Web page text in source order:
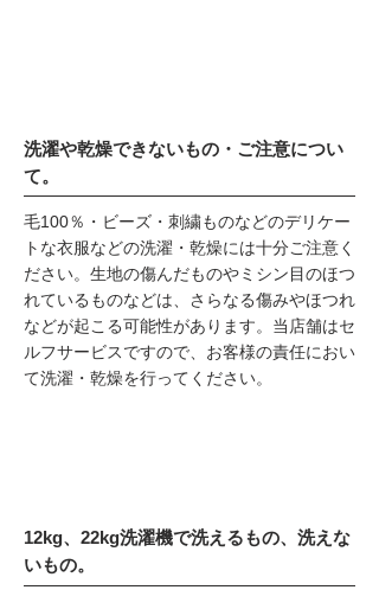
洗濯や乾燥できないもの・ご注意につい
て。
毛100％・ビーズ・刺繍ものなどのデリケー
トな衣服などの洗濯・乾燥には十分ご注意く
ださい。生地の傷んだものやミシン目のほつ
れているものなどは、さらなる傷みやほつれ
などが起こる可能性があります。当店舗はセ
ルフサービスですので、お客様の責任におい
て洗濯・乾燥を行ってください。
12kg、22kg洗濯機で洗えるもの、洗えな
いもの。